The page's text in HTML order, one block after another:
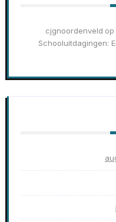
cjgnoordenveld op
Schooluitdagingen: